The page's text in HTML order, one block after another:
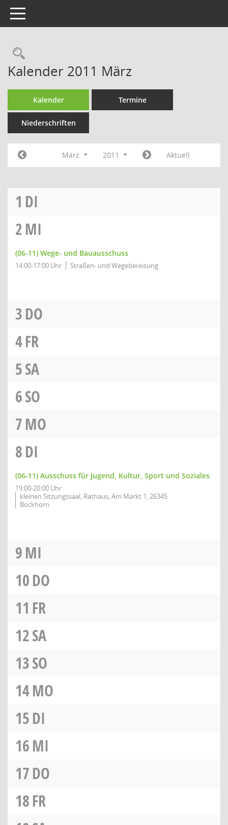
Toggle navigation
Rechercheauswahl
Kalender 2011 März
Kalender Termine
Niederschriften
März 2011 Aktuell
1 DI
2MI
(06-11) Wege- und Bauausschuss
14:00-17:00 Uhr Straßen- und Wegebereisung
3DO
4FR
5SA
6SO
7MO
8DI
(06-11) Ausschuss für Jugend, Kultur, Sport und Soziales
19:00-20:00 Uhr
kleinen Sitzungssaal, Rathaus, Am Markt 1, 26345
Bockhorn
9MI
10DO
11 FR
12SA
13SO
14MO
15DI
16MI
17DO
18FR